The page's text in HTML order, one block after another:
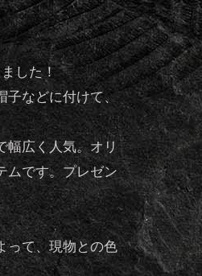
した！
子などに付けて、
幅広く人気。オリ
ムです。プレゼン
って、現物との色